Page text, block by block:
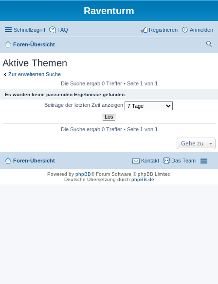
Raventurm
Schnellzugriff FAQ Anmelden
Registrieren
Foren-Übersicht
Aktive Themen
Zur erweiterten Suche
Die Suche ergab 0 Treffer • Seite 1 von 1
Es wurden keine passenden Ergebnisse gefunden.
Beiträge der letzten Zeit anzeigen
Die Suche ergab 0 Treffer • Seite 1 von 1
Gehe zu
Foren-Übersicht Das Team
Kontakt
Powered by phpBB® Forum Software © phpBB Limited
Deutsche Übersetzung durch phpBB.de